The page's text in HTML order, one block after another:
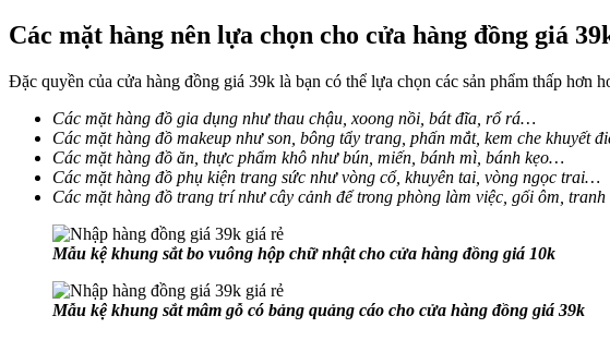
Các mặt hàng nên lựa chọn cho cửa hàng đồng giá
Đặc quyền của cửa hàng đồng giá 39k là bạn có thể lựa chọn các sản phẩm thấp hơn
Các mặt hàng đồ gia dụng như thau chậu, xoong nồi, bát đĩa, rổ rá…
Các mặt hàng đồ makeup như son, bông tẩy trang, phấn mắt, kem che khuyết
Các mặt hàng đồ ăn, thực phẩm khô như bún, miến, bánh mì, bánh kẹo…
Các mặt hàng đồ phụ kiện trang sức như vòng cổ, khuyên tai, vòng ngọc trai…
Các mặt hàng đồ trang trí như cây cảnh để trong phòng làm việc, gối ôm,
Mẫu kệ khung sắt bo vuông hộp chữ nhật cho cửa hàng đồng giá 10k
Mẫu kệ khung sắt mâm gỗ có bảng quảng cáo cho cửa hàng đồng giá 39k